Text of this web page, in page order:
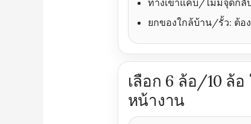
ยกของใกล้บ้าน/รั้ว: ต้อ
เลือก 6 ล้อ/10 ล้
หน้างาน